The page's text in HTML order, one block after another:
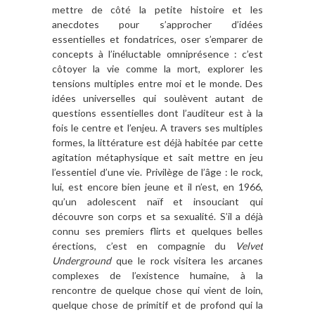
mettre de côté la petite histoire et les
anecdotes pour s’approcher d’idées
essentielles et fondatrices, oser s’emparer de
concepts à l’inéluctable omniprésence : c’est
côtoyer la vie comme la mort, explorer les
tensions multiples entre moi et le monde. Des
idées universelles qui soulèvent autant de
questions essentielles dont l’auditeur est à la
fois le centre et l’enjeu. A travers ses multiples
formes, la littérature est déjà habitée par cette
agitation métaphysique et sait mettre en jeu
l’essentiel d’une vie. Privilège de l’âge : le rock,
lui, est encore bien jeune et il n’est, en 1966,
qu’un adolescent naïf et insouciant qui
découvre son corps et sa sexualité. S’il a déjà
connu ses premiers flirts et quelques belles
érections, c’est en compagnie du
Velvet
Undergroundque le rock visitera les arcanes
complexes de l’existence humaine, à la
rencontre de quelque chose qui vient de loin,
quelque chose de primitif et de profond qui la